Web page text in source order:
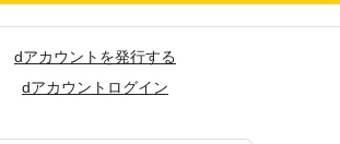
dアカウントを発行する
dアカウントログイン